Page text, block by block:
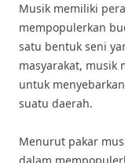
Musik memiliki
mempopulerkan
satu bentuk seni
masyarakat, musik
untuk
suatu daerah.
Menurut pakar